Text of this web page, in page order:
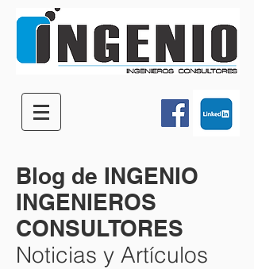
Blog de INGENIO
INGENIEROS
CONSULTORES
Noticias y Artículos